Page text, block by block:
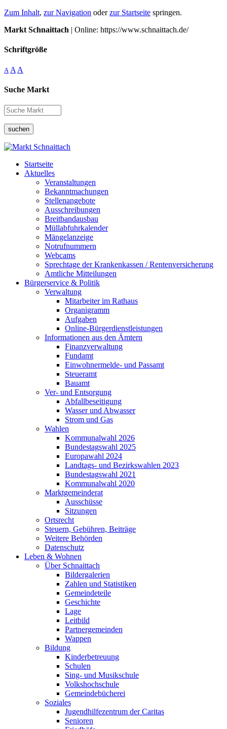
Zum Inhalt, zur Navigation oderzur Startseite springen.
Markt Schnaittach | Online: https://www.schnaittach.de/
Schriftgröße
A A A
Suche Markt
suchen
Startseite
Aktuelles
Veranstaltungen
Bekanntmachungen
Stellenangebote
Ausschreibungen
Breitbandausbau
Müllabfuhrkalender
Mängelanzeige
Notrufnummern
Webcams
Sprechtage der Krankenkassen / Rentenversicherung
Amtliche Mitteilungen
Bürgerservice & Politik
Verwaltung
Mitarbeiter im Rathaus
Organigramm
Aufgaben
Online-Bürgerdienstleistungen
Informationen aus den Ämtern
Finanzverwaltung
Fundamt
Einwohnermelde- und Passamt
Steueramt
Bauamt
Ver- und Entsorgung
Abfallbeseitigung
Wasser und Abwasser
Strom und Gas
Wahlen
Kommunalwahl 2026
Bundestagswahl 2025
Europawahl 2024
Landtags- und Bezirkswahlen 2023
Bundestagswahl 2021
Kommunalwahl 2020
Marktgemeinderat
Ausschüsse
Sitzungen
Ortsrecht
Steuern, Gebühren, Beiträge
Weitere Behörden
Datenschutz
Leben & Wohnen
Über Schnaittach
Bildergalerien
Zahlen und Statistiken
Gemeindeteile
Geschichte
Lage
Leitbild
Partnergemeinden
Wappen
Bildung
Kinderbetreuung
Schulen
Sing- und Musikschule
Volkshochschule
Gemeindebücherei
Soziales
Jugendhilfezentrum der Caritas
Senioren